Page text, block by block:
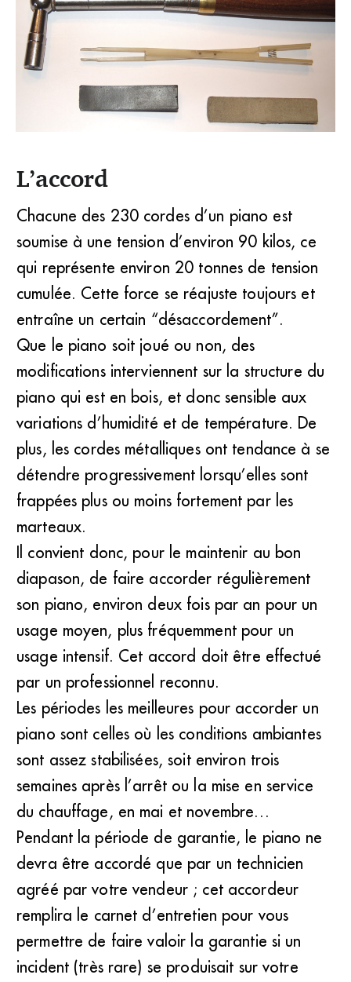
Désormières)
L’accord
Chacune des 230 cordes d’un piano est
soumise à une tension d’environ 90 kilos, ce
qui représente environ 20 tonnes de tension
cumulée. Cette force se réajuste toujours et
entraîne un certain “désaccordement”.
Que le piano soit joué ou non, des
modifications interviennent sur la structure du
piano qui est en bois, et donc sensible aux
variations d’humidité et de température. De
plus, les cordes métalliques ont tendance à se
détendre progressivement lorsqu’elles sont
frappées plus ou moins fortement par les
marteaux.
Il convient donc, pour le maintenir au bon
diapason, de faire accorder régulièrement
son piano, environ deux fois par an pour un
usage moyen, plus fréquemment pour un
usage intensif. Cet accord doit être effectué
par un professionnel reconnu.
Les périodes les meilleures pour accorder un
piano sont celles où les conditions ambiantes
sont assez stabilisées, soit environ trois
semaines après l’arrêt ou la mise en service
du chauffage, en mai et novembre…
Pendant la période de garantie, le piano ne
devra être accordé que par un technicien
agréé par votre vendeur ; cet accordeur
remplira le carnet d’entretien pour vous
permettre de faire valoir la garantie si un
incident (très rare) se produisait sur votre